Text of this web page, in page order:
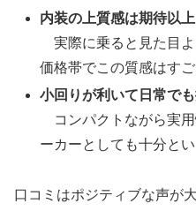
内装の上質感は期待以上
実際に乗ると見た目
価格帯でこの質感はす
小回りが利いて日常で
コンパクトながら実用
ーカーとしても十分とい
口コミはポジティブな声が